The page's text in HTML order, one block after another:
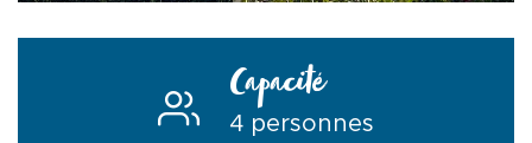
Capacité
4 personnes